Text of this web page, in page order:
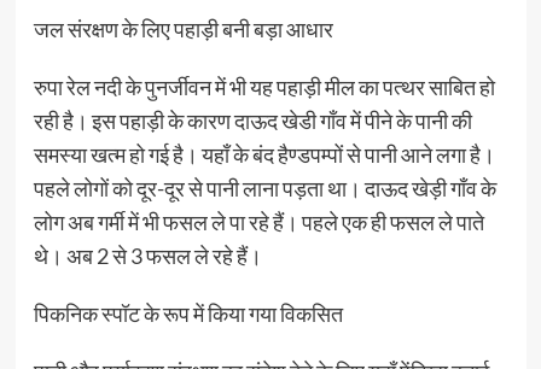
जल संरक्षण के लिए पहाड़ी बनी बड़ा आधार
रुपा रेल नदी के पुनर्जीवन में भी यह पहाड़ी मील का पत्थर साबित हो
रही है। इस पहाड़ी के कारण दाऊद खेडी गाँव में पीने के पानी की
समस्या खत्म हो गई है। यहाँ के बंद हैण्डपम्पों से पानी आने लगा है।
पहले लोगों को दूर-दूर से पानी लाना पड़ता था। दाऊद खेड़ी गाँव के
लोग अब गर्मी में भी फसल ले पा रहे हैं। पहले एक ही फसल ले पाते
थे। अब 2 से 3 फसल ले रहे हैं।
पिकनिक स्पॉट के रूप में किया गया विकसित